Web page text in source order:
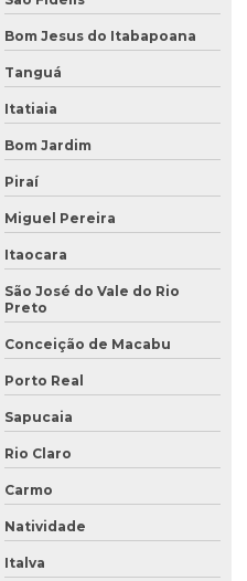
química
microbiológica
Bom Jesus do Itabapoana
Tanguá
Itatiaia
Bom Jardim
Piraí
Miguel Pereira
Itaocara
São José do Vale do Rio
Preto
Conceição de Macabu
Porto Real
Sapucaia
Rio Claro
Carmo
Natividade
Italva